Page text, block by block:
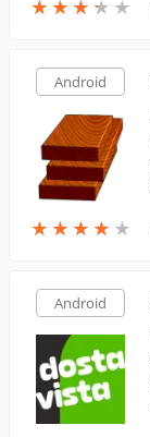
★ ★ ★ ★ ★
★ ★ ★ ★ ★
Android
★ ★ ★ ★ ★
★ ★ ★ ★ ★
Android